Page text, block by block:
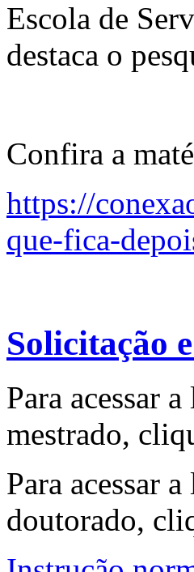
Escola de
destaca o
Confira a
https://
que-fica-
Solicitação
Para acessar
mestrado,
Para acessar
doutorado,